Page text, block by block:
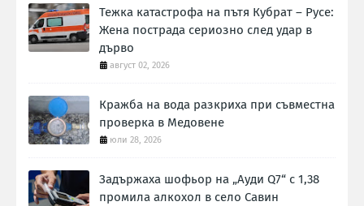
Тежка катастрофа на пътя Кубрат – Русе:
Жена пострада сериозно след удар в
дърво
август 02, 2026
Кражба на вода разкриха при съвместна
проверка в Медовене
юли 28, 2026
Задържаха шофьор на „Ауди Q7“ с 1,38
промила алкохол в село Савин